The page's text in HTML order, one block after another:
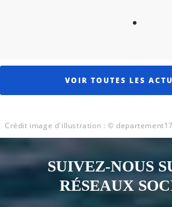
VOIR TOUTES LES
Crédit image d'illustration : © departement17
SUIVEZ-NOUS
RÉSEAUX